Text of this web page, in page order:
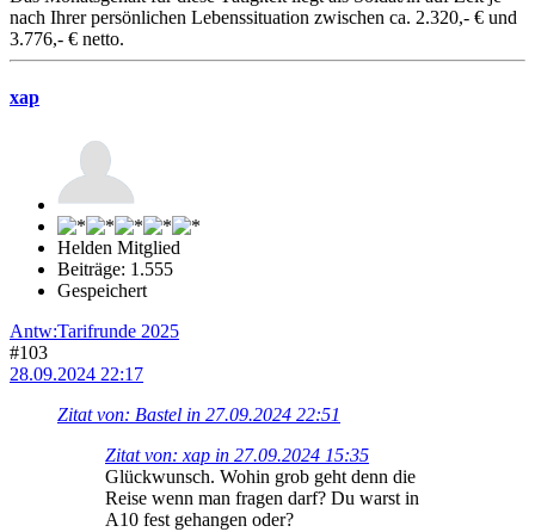
nach Ihrer persönlichen Lebenssituation zwischen ca. 2.320,- € und
3.776,- € netto.
xap
Helden Mitglied
Beiträge: 1.555
Gespeichert
Antw:Tarifrunde 2025
#103
28.09.2024 22:17
Zitat von: Bastel in 27.09.2024 22:51
Zitat von: xap in 27.09.2024 15:35
Glückwunsch. Wohin grob geht denn die
Reise wenn man fragen darf? Du warst in
A10 fest gehangen oder?